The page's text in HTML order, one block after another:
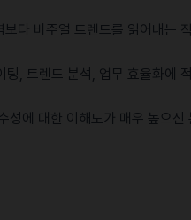
다 비주얼 트렌드를 읽어내는
, 트렌드 분석, 업무 효율화에
성에 대한 이해도가 매우 높으신